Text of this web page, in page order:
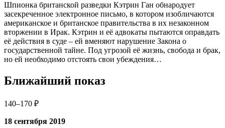
Шпионка британской разведки Кэтрин Ган обнародует
засекреченное электронное письмо, в котором изобличаются
американское и британское правительства в их незаконном
вторжении в Ирак. Кэтрин и её адвокаты пытаются оправдать
её действия в суде – ей вменяют нарушение Закона о
государственной тайне. Под угрозой её жизнь, свобода и брак,
но ей необходимо отстоять свои убеждения…
Ближайший показ
140–170 ₽
18 сентября 2019